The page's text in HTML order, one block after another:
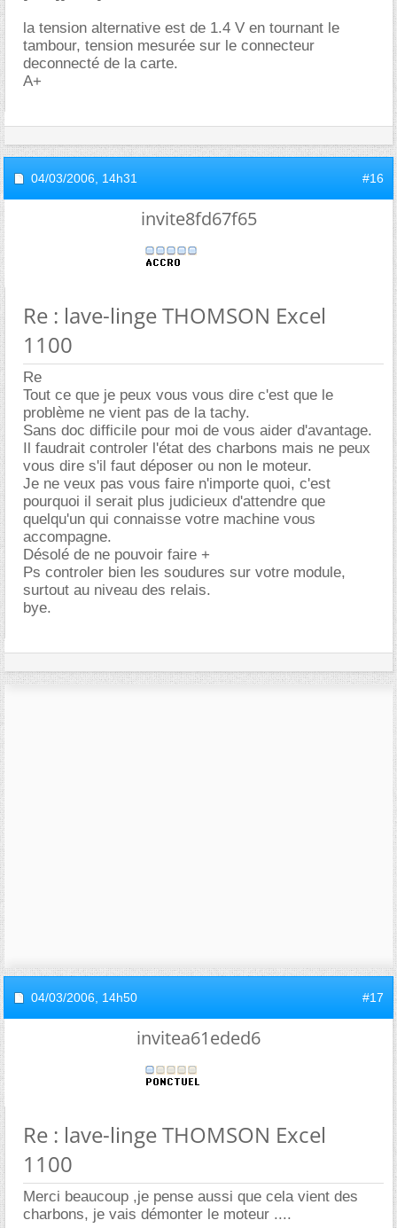
la tension alternative est de 1.4 V en tournant le
tambour, tension mesurée sur le connecteur
deconnecté de la carte.
A+
04/03/2006, 14h31 #16
invite8fd67f65
Re : lave-linge THOMSON Excel
1100
Re
Tout ce que je peux vous vous dire c'est que le
problème ne vient pas de la tachy.
Sans doc difficile pour moi de vous aider d'avantage.
Il faudrait controler l'état des charbons mais ne peux
vous dire s'il faut déposer ou non le moteur.
Je ne veux pas vous faire n'importe quoi, c'est
pourquoi il serait plus judicieux d'attendre que
quelqu'un qui connaisse votre machine vous
accompagne.
Désolé de ne pouvoir faire +
Ps controler bien les soudures sur votre module,
surtout au niveau des relais.
bye.
04/03/2006, 14h50 #17
invitea61eded6
Re : lave-linge THOMSON Excel
1100
Merci beaucoup ,je pense aussi que cela vient des
charbons, je vais démonter le moteur ....